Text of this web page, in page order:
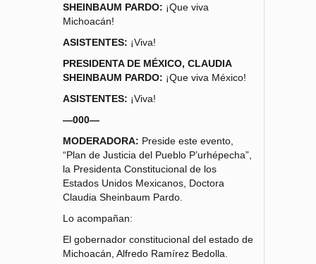
SHEINBAUM PARDO: ¡Que viva
Michoacán!
ASISTENTES: ¡Viva!
PRESIDENTA DE MÉXICO, CLAUDIA
SHEINBAUM PARDO: ¡Que viva México!
ASISTENTES: ¡Viva!
—000—
MODERADORA: Preside este evento,
“Plan de Justicia del Pueblo P’urhépecha”,
la Presidenta Constitucional de los
Estados Unidos Mexicanos, Doctora
Claudia Sheinbaum Pardo.
Lo acompañan:
El gobernador constitucional del estado de
Michoacán, Alfredo Ramírez Bedolla.